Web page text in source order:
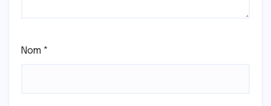
Nom *